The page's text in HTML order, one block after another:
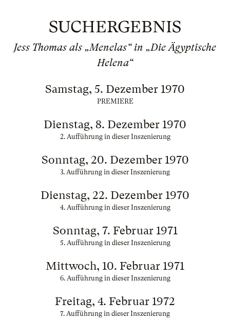
SUCHERGEBNIS
Jess Thomas als „Menelas“ in „Die Ägyptische
Helena“
Samstag, 5. Dezember 1970
PREMIERE
Dienstag, 8. Dezember 1970
2. Aufführung in dieser Inszenierung
Sonntag, 20. Dezember 1970
3. Aufführung in dieser Inszenierung
Dienstag, 22. Dezember 1970
4. Aufführung in dieser Inszenierung
Sonntag, 7. Februar 1971
5. Aufführung in dieser Inszenierung
Mittwoch, 10. Februar 1971
6. Aufführung in dieser Inszenierung
Freitag, 4. Februar 1972
7. Aufführung in dieser Inszenierung